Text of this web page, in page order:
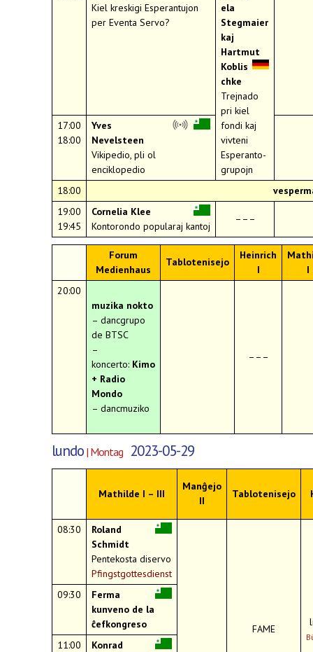
Kiel kreskigi Esperantujon
per Eventa Servo?
ela
Stegmaier
kaj
Hartmut
Koblis
chke
Trejnado
pri kiel
fondi kaj
vivteni
Esperanto-
grupojn
17:00
18:00
Yves
Nevelsteen
Vikipedio, pli ol
enciklopedio
18:00
19:00
19:45
Cornelia Klee
Kontorondo popularaj kantoj
–––
Forum
Medienhaus
Tablotenisejo
Heinrich
I
I
20:00
muzika nokto
– dancgrupo
de BTSC
–
koncerto: Kimo
+ Radio
Mondo
– dancmuziko
–––
lundo | Montag 2023-05-29
Mathilde I – III
Manĝejo
II
Tablotenisejo
08:30
Roland
Schmidt
Pentekosta diservo
Pfingstgottesdienst
FAME
09:30
Ferma
kunveno de la
ĉefkongreso
11:00
Konrad